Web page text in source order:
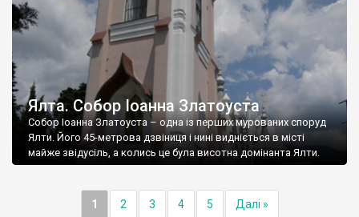
Ялта. Собор Іоанна Златоуста
Собор Іоанна Златоуста – одна із перших мурованих споруд
Ялти. Його 45-метрова дзвіниця і нині видніється в місті
майже звідусіль, а колись це була висотна домінанта Ялти.
1 2 3 4 5 Далі »